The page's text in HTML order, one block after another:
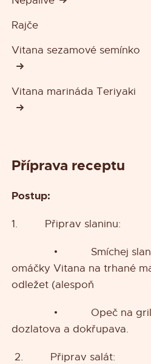
Rajče
Vitana sezamové semínko
Vitana marináda Teriyaki
Příprava receptu
Postup:
1. Připrav slaninu:
• Smíchej slaninu s
omáčky Vitana na trhané
odležet (alespoň
• Opeč na grilu
dozlatova a dokřupava.
2. Připrav salát: